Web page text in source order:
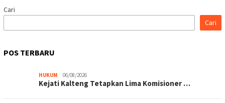
Cari
Cari
POS TERBARU
HUKUM 06/08/2026
Kejati Kalteng Tetapkan Lima Komisioner …